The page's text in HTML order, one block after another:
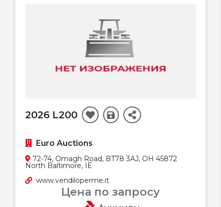
2026 L200
Euro Auctions
72-74, Omagh Road, BT78 3AJ, OH 45872
North Baltimore, IE
www.vendiloperme.it
Цена по запросу